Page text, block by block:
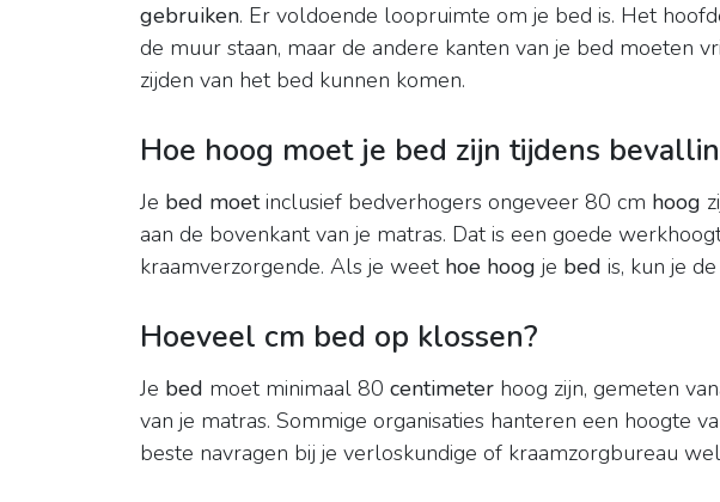
gebruiken. Er voldoende loopruimte om je bed is. Het
de muur staan, maar de andere kanten van je bed moeten
zijden van het bed kunnen komen.
Hoe hoog moet je bed zijn tijdens
Je bed moetinclusief bedverhogers ongeveer 80 cm hoog
aan de bovenkant van je matras. Dat is een goede
kraamverzorgende. Als je weet hoe hoog je bed is, kun je de
Hoeveel cm bed op klossen?
Je bed moet minimaal 80 centimeter hoog zijn, gemeten
van je matras. Sommige organisaties hanteren een hoogte
beste navragen bij je verloskundige of kraamzorgbureau